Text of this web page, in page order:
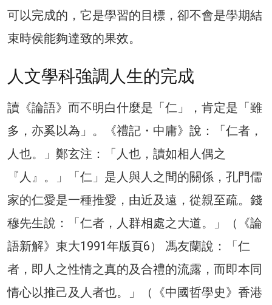
可以完成的，它是學習的目標，卻不會是學期結
束時侯能夠達致的果效。
人文學科強調人生的完成
讀《論語》而不明白什麼是「仁」，肯定是「雖
多，亦奚以為」。《禮記・中庸》說：「仁者，
人也。」鄭玄注：「人也，讀如相人偶之
『人』。」「仁」是人與人之間的關係，孔門儒
家的仁愛是一種推愛，由近及遠，從親至疏。錢
穆先生說：「仁者，人群相處之大道。」（《論
語新解》東大1991年版頁6） 馮友蘭說：「仁
者，即人之性情之真的及合禮的流露，而即本同
情心以推己及人者也。」（《中國哲學史》香港